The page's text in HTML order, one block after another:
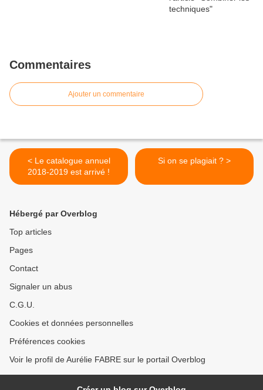
Commentaires
Ajouter un commentaire
< Le catalogue annuel
2018-2019 est arrivé !
Si on se plagiait ? >
Hébergé par Overblog
Top articles
Pages
Contact
Signaler un abus
C.G.U.
Cookies et données personnelles
Préférences cookies
Voir le profil de Aurélie FABRE sur le portail Overblog